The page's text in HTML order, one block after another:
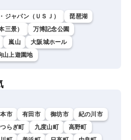
ジャパン（ＵＳＪ）
琵琶湖
三景）
万博記念公園
嵐山
大阪城ホール
山上遊園地
市 有田市 御坊市
紀の川市
らぎ町 九度山町
高野町